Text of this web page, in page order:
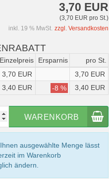
3,70 EUR
(3,70 EUR pro St.)
inkl. 19 % MwSt. zzgl. Versandkosten
Einzelpreis Ersparnis
pro St.
3,70 EUR
3,70 EUR
3,40 EUR -8 % 3,40 EUR
WARENKORB
ausgewählte Menge lässt
im Warenkorb
ändern.